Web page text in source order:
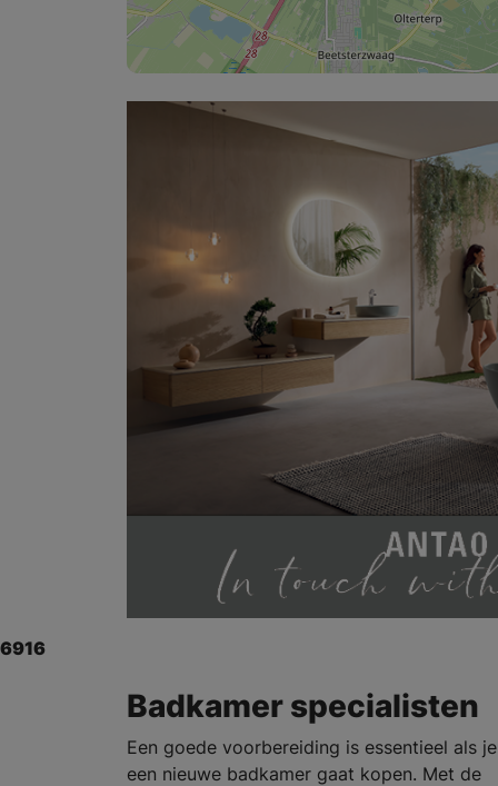
6916
Badkamer specialisten
Een goede voorbereiding is essentieel als je
een nieuwe badkamer gaat kopen. Met de